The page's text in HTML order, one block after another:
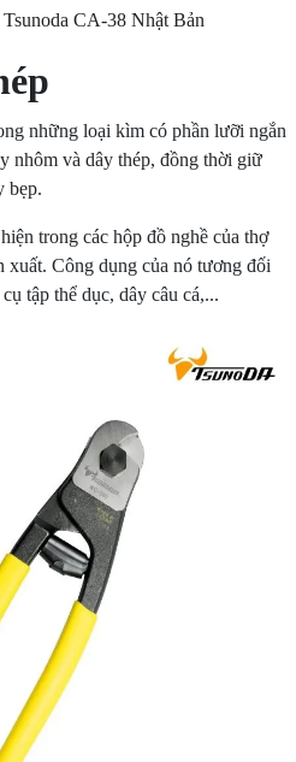
CA-38 Nhật Bản
những loại kìm có phần lưỡi ngắn
nhôm và dây thép, đồng thời giữ
bẹp.
trong các hộp đồ nghề của thợ
xuất. Công dụng của nó tương đối
tập thể dục, dây câu cá,...